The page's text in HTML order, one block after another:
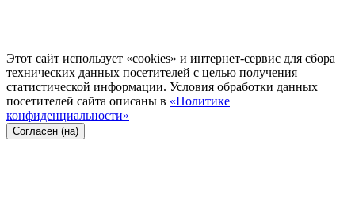
Этот сайт использует «cookies» и интернет-сервис для сбора
технических данных посетителей с целью получения
статистической информации. Условия обработки данных
посетителей сайта описаны в «Политике
конфиденциальности»
Согласен (на)